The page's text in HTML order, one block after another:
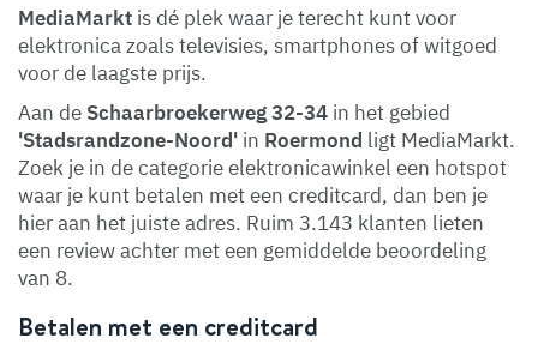
MediaMarkt is dé plek waar je terecht kunt voor
elektronica zoals televisies, smartphones of witgoed
voor de laagste prijs.
Aan de Schaarbroekerweg 32-34 in het gebied
'Stadsrandzone-Noord' in Roermond ligt MediaMarkt.
Zoek je in de categorie elektronicawinkel een hotspot
waar je kunt betalen met een creditcard, dan ben je
hier aan het juiste adres. Ruim 3.143 klanten lieten
een review achter met een gemiddelde beoordeling
van 8.
Betalen met een creditcard